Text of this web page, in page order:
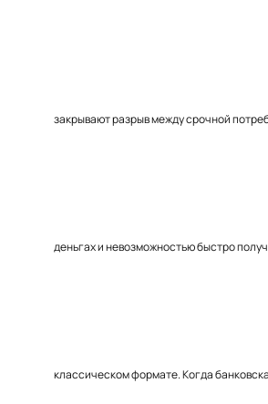
закрывают разрыв между срочной
деньгах и невозможностью быстро
классическом формате. Когда